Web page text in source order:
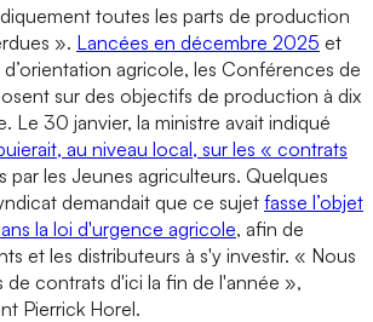
toutes les parts de production
». Lancées en décembre 2025 et
d’orientation agricole, les Conférences de
sur des objectifs de production à dix
Le 30 janvier, la ministre avait indiqué
au niveau local, sur les « contrats
par les Jeunes agriculteurs. Quelques
demandait que ce sujet fasse l’objet
la loi d'urgence agricole, afin de
et les distributeurs à s'y investir. « Nous
de contrats d'ici la fin de l'année »,
Pierrick Horel.